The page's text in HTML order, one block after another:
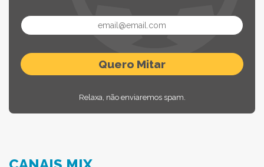
Relaxa, não enviaremos spam.